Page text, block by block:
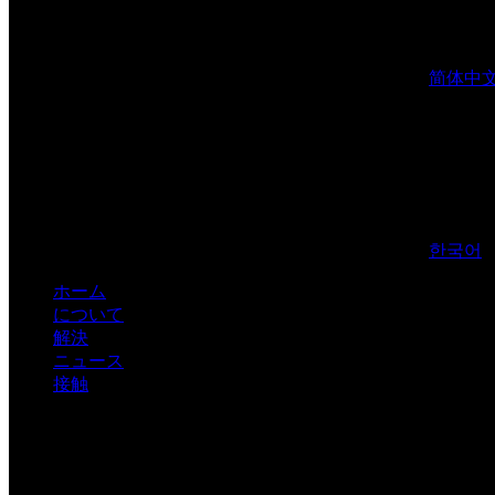
简体中
한국어
ホーム
について
解決
ニュース
接触